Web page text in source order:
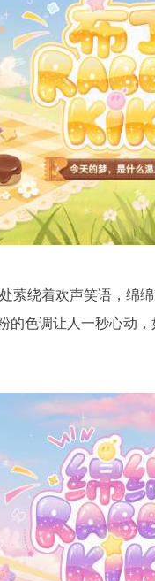
萦绕着欢声笑语，绵
的色调让人一秒心动